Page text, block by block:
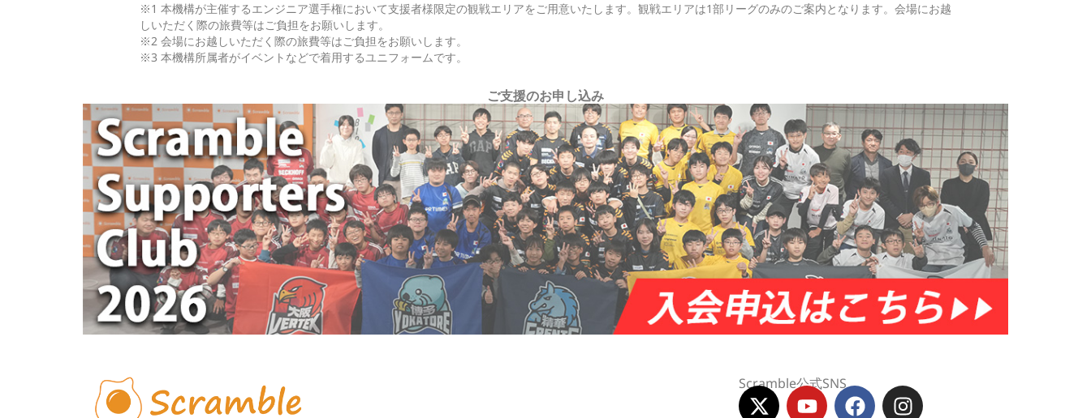
※1 本機構が主催するエンジニア選手権において支援者様限定の観戦エリアをご用意いたします。観戦エリアは1部リーグのみのご案内となります。会場にお越
しいただく際の旅費等はご負担をお願いします。
※2 会場にお越しいただく際の旅費等はご負担をお願いします。
※3 本機構所属者がイベントなどで着用するユニフォームです。
ご支援のお申し込み
Scramble公式SNS
X Y F I